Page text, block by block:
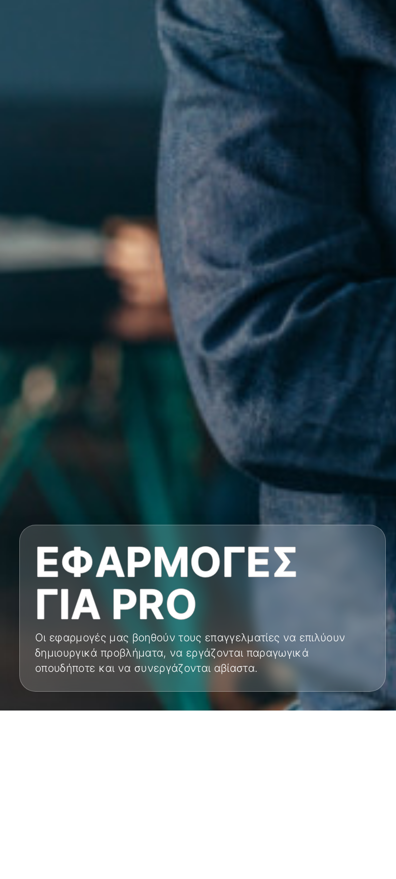
ΕΦΑΡΜΟΓΈΣ
ΓΙΑ PRO
Οι εφαρμογές μας βοηθούν τους επαγγελματίες να επιλύουν
δημιουργικά προβλήματα, να εργάζονται παραγωγικά
οπουδήποτε και να συνεργάζονται αβίαστα.